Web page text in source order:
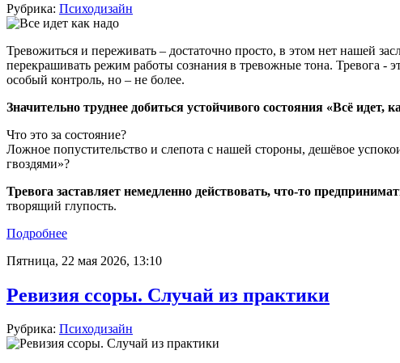
Рубрика: Психодизайн
Тревожиться и переживать – достаточно просто, в этом нет нашей
перекрашивать режим работы сознания в тревожные тона. Тревога -
особый контроль, но – не более.
Значительно труднее добиться устойчивого состояния «Всё идет,
Что это за состояние?
Ложное попустительство и слепота с нашей стороны, дешёвое
гвоздями»?
Тревога заставляет немедленно действовать, что-то
творящий глупость.
Подробнее
Пятница, 22 мая 2026, 13:10
Ревизия ссоры. Случай из практики
Рубрика: Психодизайн